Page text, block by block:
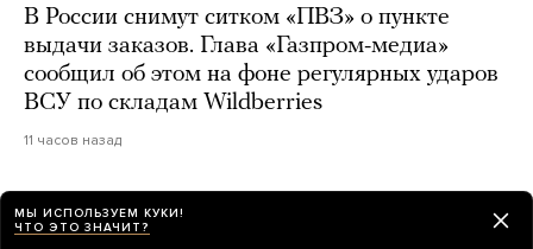
В России снимут ситком «ПВЗ» о пункте
выдачи заказов. Глава «Газпром-медиа»
сообщил об этом на фоне регулярных ударов
ВСУ по складам Wildberries
11 часов назад
В главном районе ночной жизни Лондона
хотят запретить пить в пабах стоя. Идею уже
МЫ ИСПОЛЬЗУЕМ КУКИ!
ЧТО ЭТО ЗНАЧИТ?